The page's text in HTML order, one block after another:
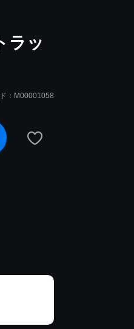
ラッ
：M00001058